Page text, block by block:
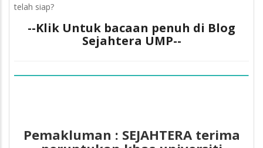
telah siap?
--Klik Untuk bacaan penuh di Blog
Sejahtera UMP--
Pemakluman : SEJAHTERA terima